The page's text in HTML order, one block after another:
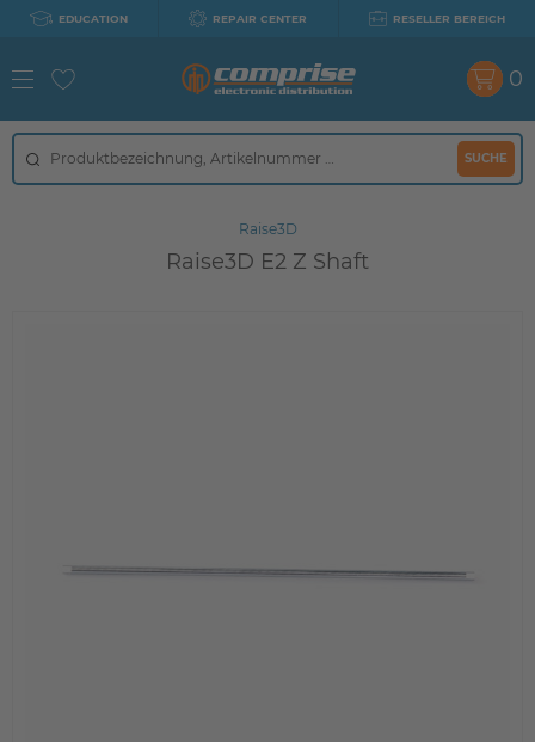
EDUCATION REPAIR CENTER RESELLER BEREICH
SUCHE
0
Raise3D
Raise3D E2 Z Shaft